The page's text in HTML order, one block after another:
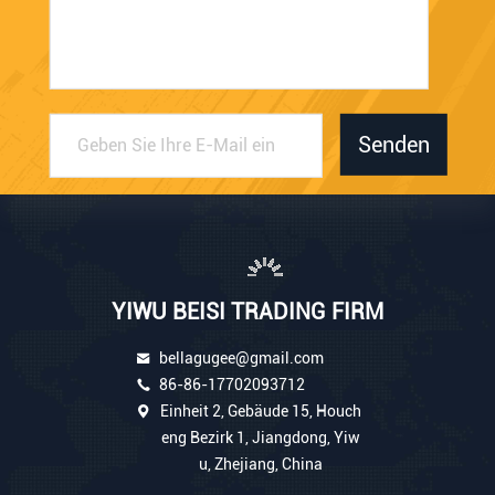
Senden
YIWU BEISI TRADING FIRM
bellagugee@gmail.com
86-86-17702093712
Einheit 2, Gebäude 15, Houch
eng Bezirk 1, Jiangdong, Yiw
u, Zhejiang, China